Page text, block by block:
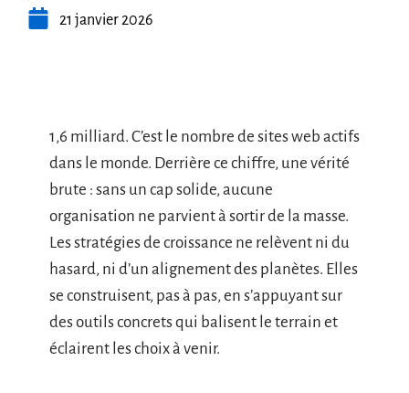
21 janvier 2026
1,6 milliard. C’est le nombre de sites web actifs
dans le monde. Derrière ce chiffre, une vérité
brute : sans un cap solide, aucune
organisation ne parvient à sortir de la masse.
Les stratégies de croissance ne relèvent ni du
hasard, ni d’un alignement des planètes. Elles
se construisent, pas à pas, en s’appuyant sur
des outils concrets qui balisent le terrain et
éclairent les choix à venir.